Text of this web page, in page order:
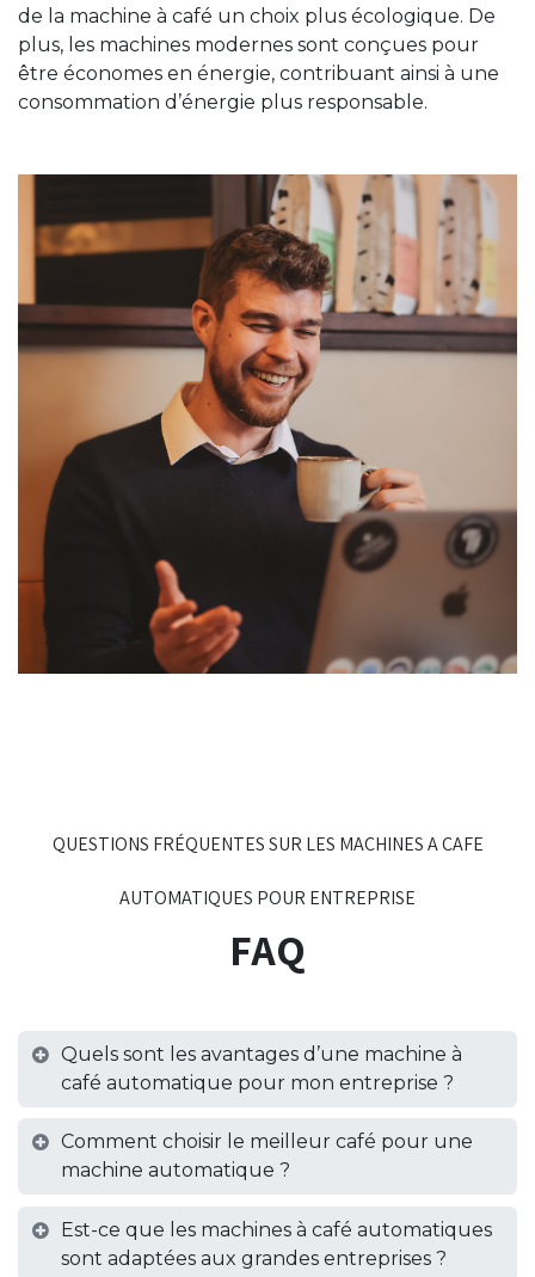
de la machine à café un choix plus écologique. De
plus, les machines modernes sont conçues pour
être économes en énergie, contribuant ainsi à une
consommation d’énergie plus responsable.
QUESTIONS FRÉQUENTES SUR LES MACHINES A CAFE
AUTOMATIQUES POUR ENTREPRISE
FAQ
Quels sont les avantages d’une machine à
café automatique pour mon entreprise ?
Comment choisir le meilleur café pour une
machine automatique ?
Est-ce que les machines à café automatiques
sont adaptées aux grandes entreprises ?